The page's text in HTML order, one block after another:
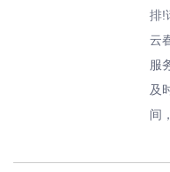
排!
云
服
及
间